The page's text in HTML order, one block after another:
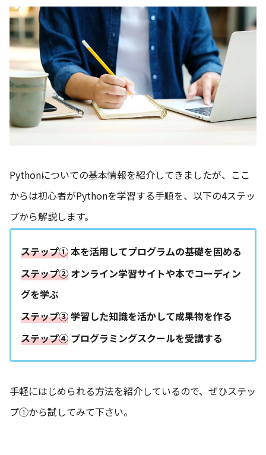
Pythonについての基本情報を紹介してきましたが、ここ
からは初心者がPythonを学習する手順を、以下の4ステッ
プから解説します。
ステップ①本を活用してプログラムの基礎を固める
ステップ② オンライン学習サイトや本でコーディン
グを学ぶ
ステップ③学習した知識を活かして成果物を作る
ステップ④ プログラミングスクールを受講する
手軽にはじめられる方法を紹介しているので、ぜひステッ
プ①から試してみて下さい。